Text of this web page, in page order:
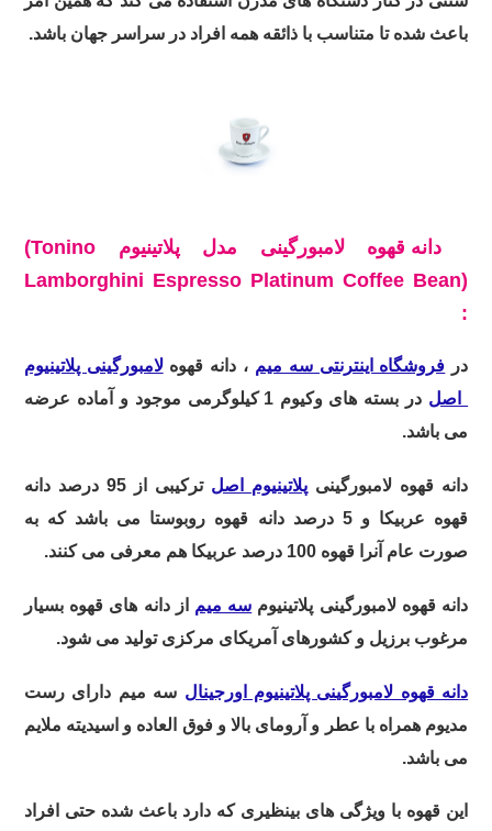
باعث شده تا متناسب با ذائقه همه افراد در سراسر جهان باشد.
دانه قهوه لامبورگینی مدل پلاتینیوم(Tonino
Lamborghini Espresso Platinum Coffee Bean)
:
در فروشگاه اینترنتی سه میم ، دانه قهوهلامبورگینی پلاتینیوم
اصل
در بسته های وکیوم 1 کیلوگرمی موجود و آماده عرضه
می باشد.
دانه قهوه لامبورگینی پلاتینیوم اصل
ترکیبی از 95 درصد دانه
قهوه عربیکا و 5 درصد دانه قهوه روبوستا می باشد که به
صورت عام آنرا قهوه 100 درصد عربیکا هم معرفی می کنند.
دانه قهوه لامبورگینی پلاتینیوم سه میم از دانه های قهوه بسیار
مرغوب برزیل و کشورهای آمریکای مرکزی تولید می شود.
دانه قهوه لامبورگینی پلاتینیوم اورجینال سه میم دارای رست
مدیوم همراه با عطر و آرومای بالا و فوق العاده و اسیدیته ملایم
می باشد.
این قهوه با ویژگی های بینظیری که دارد باعث شده حتی افراد